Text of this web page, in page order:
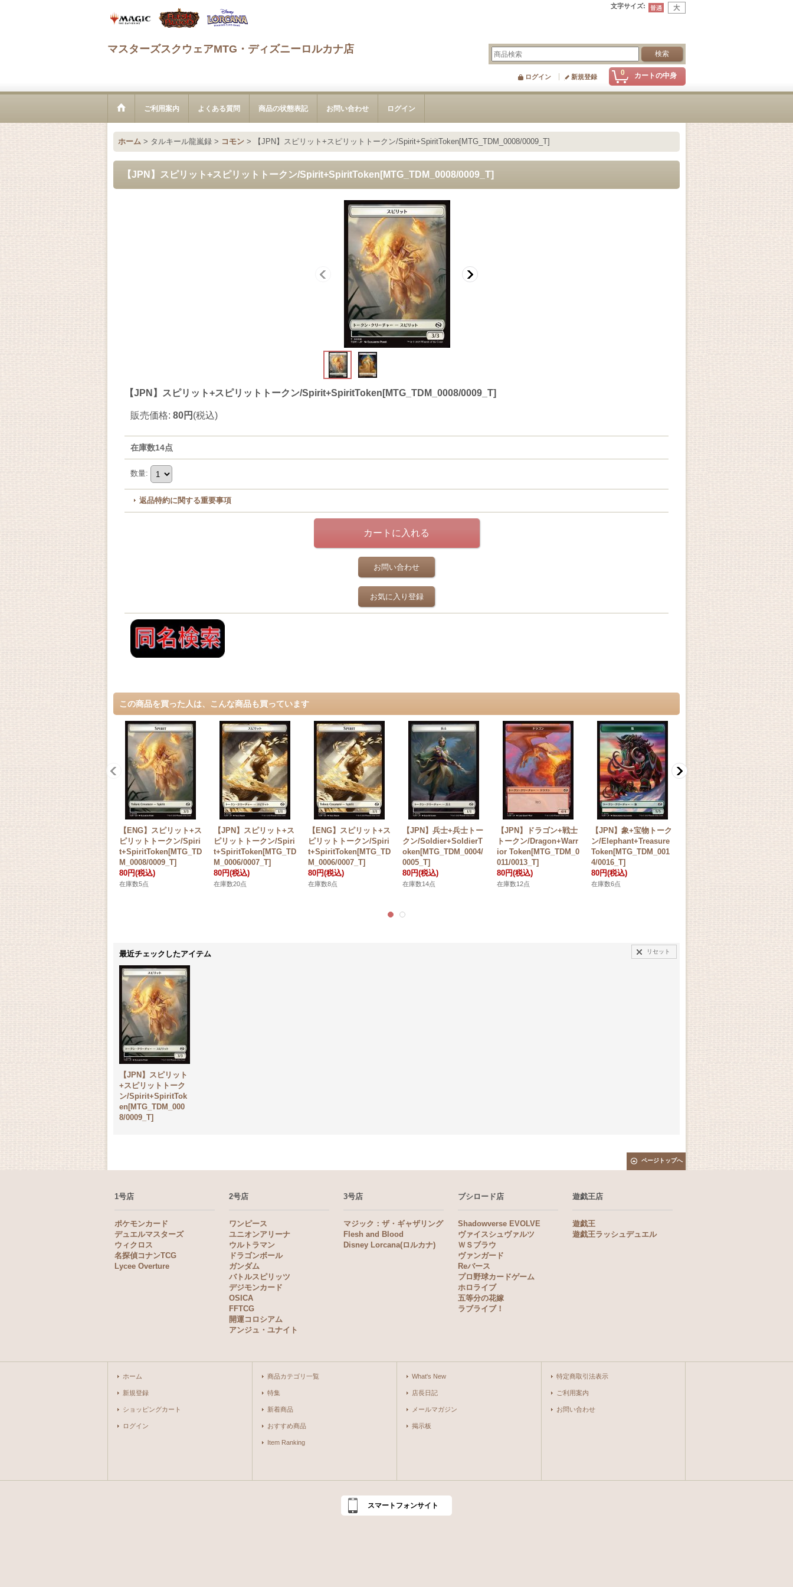
文字サイズ:
マスターズスクウェアMTG・ディズニーロルカナ店
0 カートの中身
ログイン 新規登録
ご利用案内 よくある質問 商品の状態表記 お問い合わせ ログイン
ホーム > タルキール龍嵐録 > コモン > 【JPN】スピリット+スピリットトークン/Spirit+SpiritToken[MTG_TDM_0008/0009_T]
【JPN】スピリット+スピリットトークン/Spirit+SpiritToken[MTG_TDM_0008/0009_T]
【JPN】スピリット+スピリットトークン/Spirit+SpiritToken[MTG_TDM_0008/0009_T]
販売価格: 80円 (税込)
在庫数14点
数量:
返品特約に関する重要事項
お問い合わせ
お気に入り登録
この商品を買った人は、こんな商品も買っています
【ENG】スピリット+ス
ピリットトークン/Spiri
t+SpiritToken[MTG_TD
M_0008/0009_T]
80円(税込)
在庫数5点
【JPN】スピリット+ス
ピリットトークン/Spiri
t+SpiritToken[MTG_TD
M_0006/0007_T]
80円(税込)
在庫数20点
【ENG】スピリット+ス
ピリットトークン/Spiri
t+SpiritToken[MTG_TD
M_0006/0007_T]
80円(税込)
在庫数8点
【JPN】兵士+兵士トー
クン/Soldier+SoldierT
oken[MTG_TDM_0004/
0005_T]
80円(税込)
在庫数14点
【JPN】ドラゴン+戦士
トークン/Dragon+Warr
ior Token[MTG_TDM_0
011/0013_T]
80円(税込)
在庫数12点
【JPN】象+宝物トーク
ン/Elephant+Treasure
Token[MTG_TDM_001
4/0016_T]
80円(税込)
在庫数6点
在
最近チェックしたアイテム リセット
【JPN】スピリット
+スピリットトーク
ン/Spirit+SpiritTok
en[MTG_TDM_000
8/0009_T]
ページトップへ
1号店
ポケモンカード
デュエルマスターズ
ウィクロス
名探偵コナンTCG
Lycee Overture
2号店
ワンピース
ユニオンアリーナ
ウルトラマン
ドラゴンボール
ガンダム
バトルスピリッツ
デジモンカード
OSICA
FFTCG
開運コロシアム
アンジュ・ユナイト
3号店
マジック：ザ・ギャザリング
Flesh and Blood
Disney Lorcana(ロルカナ)
ブシロード店
Shadowverse EVOLVE
ヴァイスシュヴァルツ
ＷＳブラウ
ヴァンガード
Reバース
プロ野球カードゲーム
ホロライブ
五等分の花嫁
ラブライブ！
遊戯王店
遊戯王
遊戯王ラッシュデュエル
ホーム
新規登録
ショッピングカート
ログイン
商品カテゴリ一覧
特集
新着商品
おすすめ商品
Item Ranking
What's New
店長日記
メールマガジン
掲示板
特定商取引法表示
ご利用案内
お問い合わせ
スマートフォンサイト